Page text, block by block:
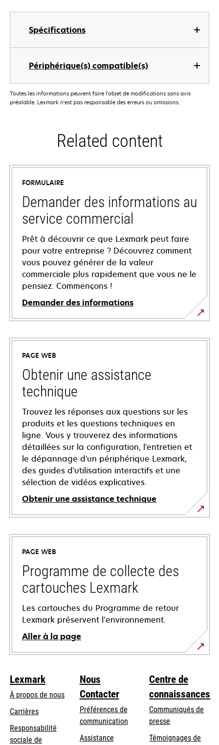
Spécifications
Périphérique(s) compatible(s)
Toutes les informations peuvent faire l'objet de modifications sans avis
préalable. Lexmark n'est pas responsable des erreurs ou omissions.
Related content
FORMULAIRE
Demander des informations au
service commercial
Prêt à découvrir ce que Lexmark peut faire
pour votre entreprise ? Découvrez comment
vous pouvez générer de la valeur
commerciale plus rapidement que vous ne le
pensiez. Commençons !
Demander des informations
PAGE WEB
Obtenir une assistance
technique
Trouvez les réponses aux questions sur les
produits et les questions techniques en
ligne. Vous y trouverez des informations
détaillées sur la configuration, l'entretien et
le dépannage d'un périphérique Lexmark,
des guides d'utilisation interactifs et une
sélection de vidéos explicatives.
Obtenir une assistance technique
s’ouvre
dans
nouvel
onglet
PAGE WEB
Programme de collecte des
cartouches Lexmark
Les cartouches du Programme de retour
Lexmark préservent l’environnement.
Aller à la page
Lexmark
À propos de nous
Carrières
s’ouvre
dans
Responsabilité
sociale de
Nous
Contacter
Préférences de
communication
s’ouvre
Assistance
Centre de
connaissances
Communiqués de
presse
Témoignages de